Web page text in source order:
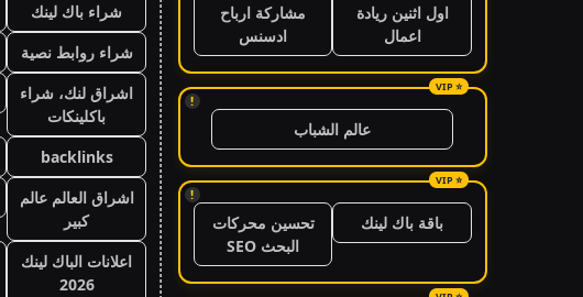
اول اثنين ريادة
اعمال
مشاركة ارباح
ادسنس
!
عالم الشباب
!
باقة باك لينك
تحسين محركات
البحث SEO
شراء باك لينك
شراء روابط نصية
اشراق لنك، شراء
باكلينكات
backlinks
اشراق العالم عالم
كبير
اعلانات الباك لينك
2026